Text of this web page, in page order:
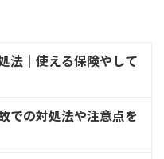
法│使える保険やして
での対処法や注意点を